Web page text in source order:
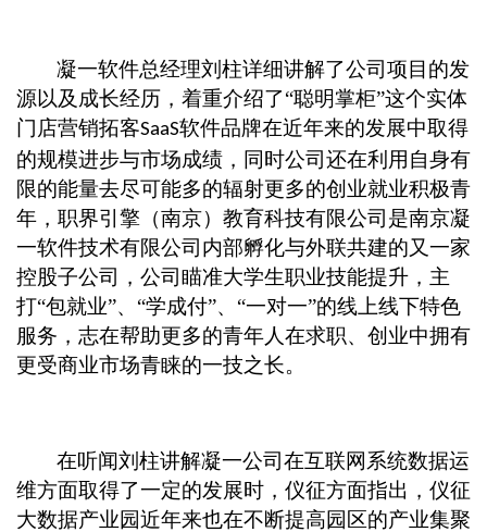
凝一软件总经理刘柱详细讲解了公司项目的发
源以及成长经历，着重介绍了“聪明掌柜”这个实体
门店营销拓客SaaS软件品牌在近年来的发展中取得
的规模进步与市场成绩，同时公司还在利用自身有
限的能量去尽可能多的辐射更多的创业就业积极青
年，职界引擎（南京）教育科技有限公司是南京凝
一软件技术有限公司内部孵化与外联共建的又一家
控股子公司，公司瞄准大学生职业技能提升，主
打“包就业”、“学成付”、“一对一”的线上线下特色
服务，志在帮助更多的青年人在求职、创业中拥有
更受商业市场青睐的一技之长。
在听闻刘柱讲解凝一公司在互联网系统数据运
维方面取得了一定的发展时，仪征方面指出，仪征
大数据产业园近年来也在不断提高园区的产业集聚